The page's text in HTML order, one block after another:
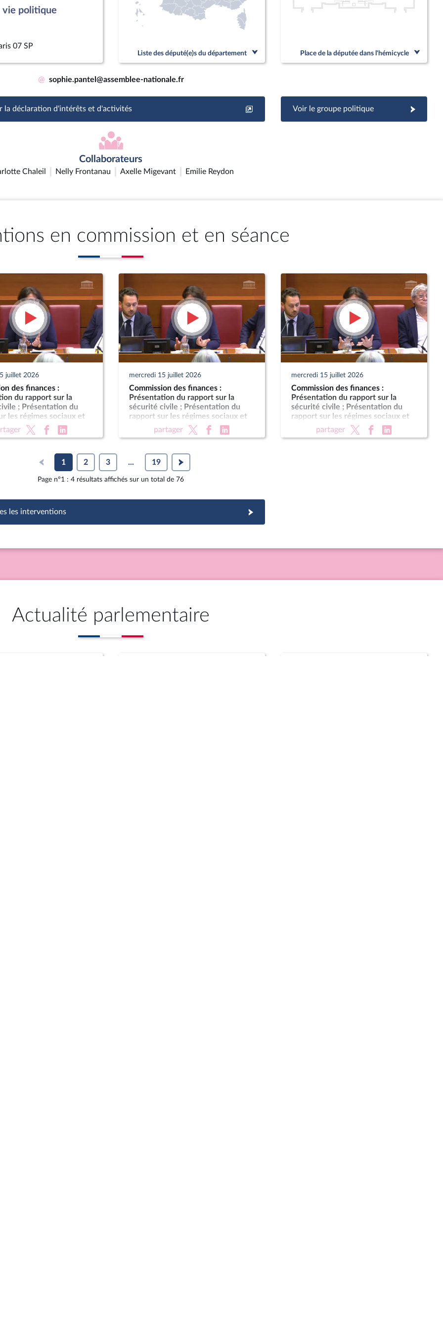
vie politique
07 SP
Liste des député(e)s du département Place de la députée dans l'hémicycle
@ sophie.pantel@assemblee-nationale.fr
la déclaration d'intérêts et d'activités Voir le groupe politique
Collaborateurs
Chaleil Nelly Frontanau Axelle Migevant Emilie Reydon
en commission et en séance
juillet 2026
des finances :
du rapport sur la
; Présentation du
les régimes sociaux et
de l’enseignement
et de la recherche
mercredi 15 juillet 2026
Commission des finances :
Présentation du rapport sur la
sécurité civile ; Présentation du
rapport sur les régimes sociaux et
de retraite de l’enseignement
supérieur et de la recherche
partager
mercredi 15 juillet 2026
Commission des finances :
Présentation du rapport sur la
sécurité civile ; Présentation du
rapport sur les régimes sociaux et
de retraite de l’enseignement
supérieur et de la recherche
partager
1 2 3 ... 19
Page n°1 : 4 résultats affichés sur un total de 76
les interventions
Actualité parlementaire